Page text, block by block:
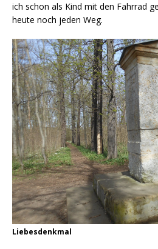
ich schon als Kind mit den Fahrrad
heute noch jeden Weg.
Liebesdenkmal